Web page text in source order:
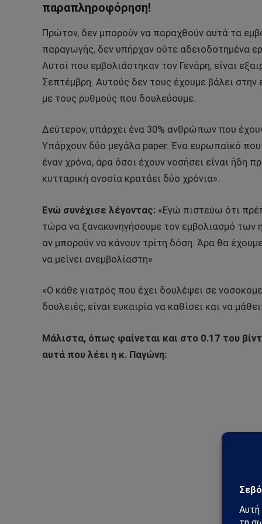
παραπληροφόρηση!
Πρώτον, δεν μπορούν να παραχθούν αυτά τα
παραγωγής, δεν υπήρχαν ούτε αδειοδοτημένα
Αυτοί που εμβολιάστηκαν τον Γενάρη, είναι
Σεπτέμβρη. Αυτούς δεν τους έχουμε βάλει
με τους ρυθμούς που δουλεύουμε.
Δεύτερον, υπάρχει ένα 30% ανθρώπων που
Υπάρχουν δύο μεγάλα paper: Ένα ευρωπαϊκό
έναν χρόνο, άρα όσοι έχουν νοσήσει είναι ήδη
κυτταρική ανοσία κρατάει δύο χρόνια».
Ενώ συνέχισε λέγοντας: «Εγώ πιστεύω ότι
τώρα να ξανακυνηγήσουμε τον εμβολιασμό των
αν μπορούν να κάνουν τρίτη δόση. Άρα θα
να μείνει ανεμβολίαστη»
«Ο κάθε γιατρός που έχει δουλέψει σε
δουλειές, είναι ευκαιρία να καθίσει και να
Μάλιστα, όπως φαίνεται και στο 0.17 του
αυτά που λέει η κ. Παγώνη: